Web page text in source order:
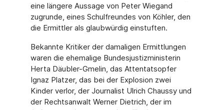
eine längere Aussage von Peter Wiegand
zugrunde, eines Schulfreundes von Köhler, den
die Ermittler als glaubwürdig einstuften.
Bekannte Kritiker der damaligen Ermittlungen
waren die ehemalige Bundesjustizministerin
Herta Däubler-Gmelin, das Attentatsopfer
Ignaz Platzer, das bei der Explosion zwei
Kinder verlor, der Journalist Ulrich Chaussy und
der Rechtsanwalt Werner Dietrich, der im